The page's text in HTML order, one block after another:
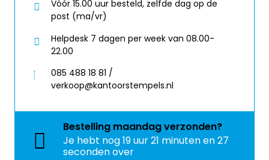
Vóór 15.00 uur besteld, zelfde dag op de
post (ma/vr)
Helpdesk 7 dagen per week van 08.00-
22.00
085 488 18 81 /
verkoop@kantoorstempels.nl
Bestelling maandagverzonden?
Je hebt nog19 uur 21 minuten en 27
seconden over